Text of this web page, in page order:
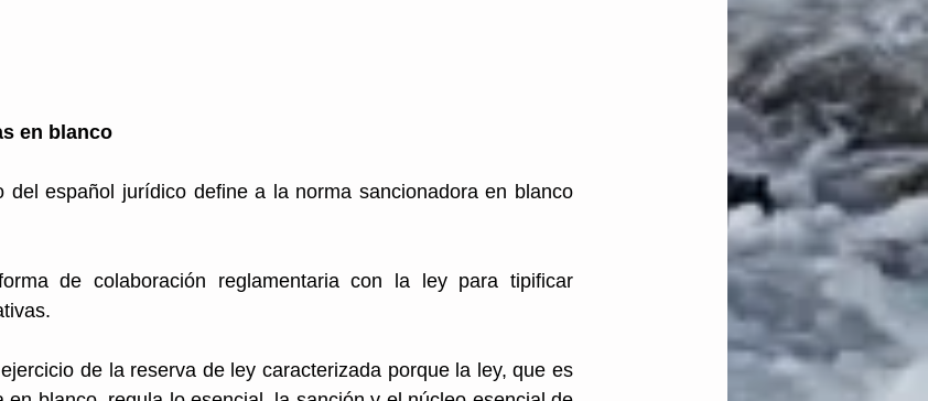
en blanco
del español jurídico define a la norma sancionadora en blanco
de colaboración reglamentaria con la ley para tipificar
de la reserva de ley caracterizada porque la ley, que es